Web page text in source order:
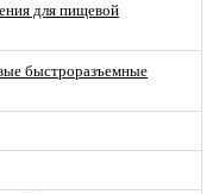
для пищевой
быстроразъемные